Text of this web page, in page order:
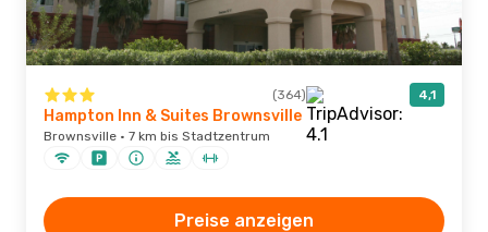
(364) 4,1
Hampton Inn & Suites Brownsville
Brownsville · 7 km bis Stadtzentrum
Preise anzeigen